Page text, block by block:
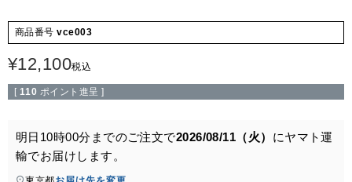
商品番号 vce003
¥12,100税込
[ 110 ポイント進呈 ]
明日 10時00分 までのご注文で2026/08/11（火） にヤマト運
輸でお届けします。